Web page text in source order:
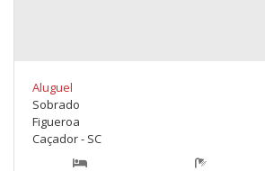
Aluguel
Sobrado
Figueroa
Caçador - SC